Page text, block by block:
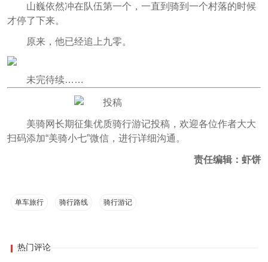
山巍依然冲在队伍第一个，一直到骑到一个村落的时候
才停了下来。
原来，他已经追上九零。
未完待续……
美骑网长期征集优质骑行游记投稿，欢迎各位作者大大
扫码添加“美骑小七”微信，进行详细沟通。
责任编辑：虾饼
单车旅行 骑行路线 骑行游记
热门评论